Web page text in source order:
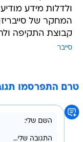
ולדלות מידע
המחקר של
קבוצת התקיפה
סייבר
טרם התפרסמו